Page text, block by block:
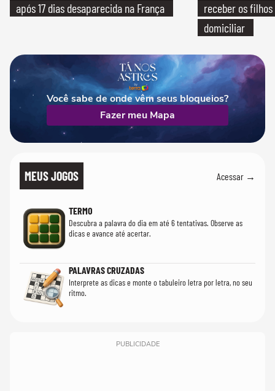
após 17 dias desaparecida na França
receber os filhos
domiciliar
Você sabe de onde vêm seus bloqueios?
Fazer meu Mapa
MEUS JOGOS Acessar →
TERMO
Descubra a palavra do dia em até 6 tentativas. Observe as
dicas e avance até acertar.
PALAVRAS CRUZADAS
Interprete as dicas e monte o tabuleiro letra por letra, no seu
ritmo.
PUBLICIDADE